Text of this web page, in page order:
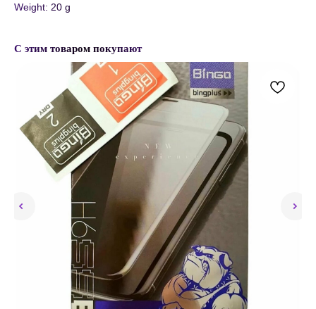
Weight: 20 g
С этим товаром покупают